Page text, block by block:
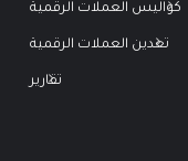
كواليس العملات الرقمية
تعدين العملات الرقمية
تقارير